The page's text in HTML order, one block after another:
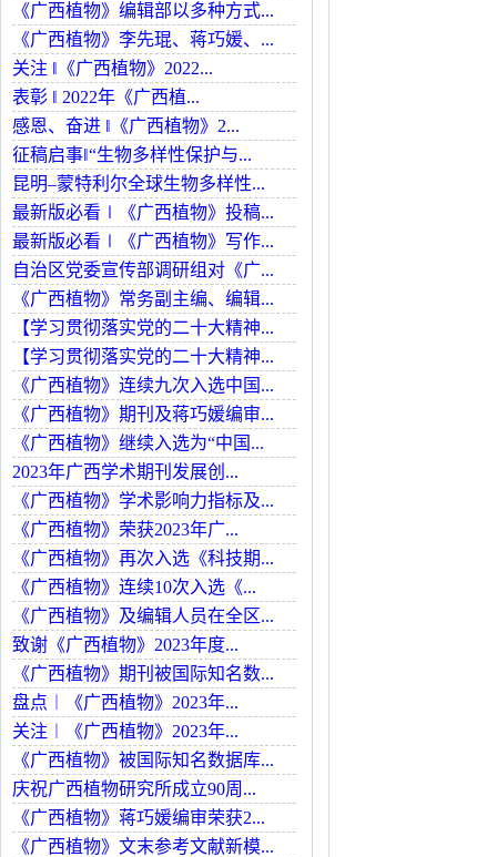
《广西植物》编辑部以多种方式...
《广西植物》李先琨、蒋巧媛、...
关注 ‖《广西植物》2022...
表彰 ‖ 2022年《广西植...
感恩、奋进 ‖《广西植物》2...
征稿启事‖“生物多样性保护与...
昆明–蒙特利尔全球生物多样性...
最新版必看∣《广西植物》投稿...
最新版必看∣《广西植物》写作...
自治区党委宣传部调研组对《广...
《广西植物》常务副主编、编辑...
【学习贯彻落实党的二十大精神...
【学习贯彻落实党的二十大精神...
《广西植物》连续九次入选中国...
《广西植物》期刊及蒋巧媛编审...
《广西植物》继续入选为“中国...
2023年广西学术期刊发展创...
《广西植物》学术影响力指标及...
《广西植物》荣获2023年广...
《广西植物》再次入选《科技期...
《广西植物》连续10次入选《...
《广西植物》及编辑人员在全区...
致谢《广西植物》2023年度...
《广西植物》期刊被国际知名数...
盘点︱《广西植物》2023年...
关注︱《广西植物》2023年...
《广西植物》被国际知名数据库...
庆祝广西植物研究所成立90周...
《广西植物》蒋巧媛编审荣获2...
《广西植物》文末参考文献新模...